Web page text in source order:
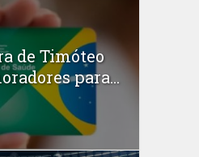
de Timóteo
para...